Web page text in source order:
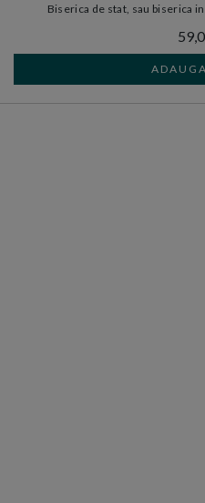
Biserica de stat, sau biserica